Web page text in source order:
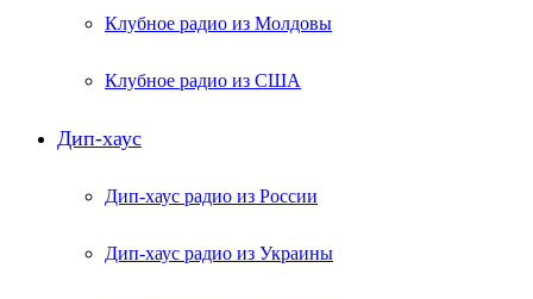
Клубное радио из Молдовы
Клубное радио из США
Дип-хаус
Дип-хаус радио из России
Дип-хаус радио из Украины